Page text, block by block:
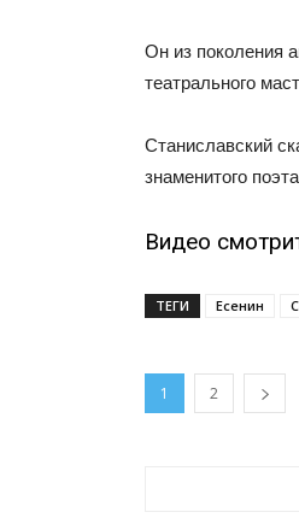
Он из поколения
театрального
Станиславский
знаменитого
Видео
ТЕГИ Есенин
1 2